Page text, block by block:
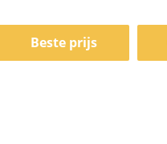
Beste prijs